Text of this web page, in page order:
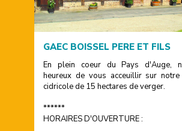
GAEC BOISSEL PERE ET FILS
En plein coeur du Pays d'Auge,
heureux de vous acceuillir sur notre
cidricole de 15 hectares de verger.
******
HORAIRES D'OUVERTURE :